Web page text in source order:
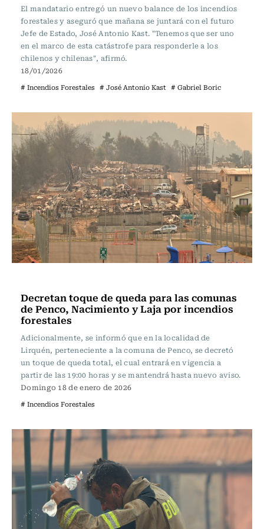
El mandatario entregó un nuevo balance de los incendios
forestales y aseguró que mañana se juntará con el futuro
Jefe de Estado, José Antonio Kast. "Tenemos que ser uno
en el marco de esta catástrofe para responderle a los
chilenos y chilenas", afirmó.
18/01/2026
# Incendios Forestales # José Antonio Kast # Gabriel Boric
Decretan toque de queda para las comunas
de Penco, Nacimiento y Laja por incendios
forestales
Adicionalmente, se informó que en la localidad de
Lirquén, perteneciente a la comuna de Penco, se decretó
un toque de queda total, el cual entrará en vigencia a
partir de las 19:00 horas y se mantendrá hasta nuevo aviso.
Domingo 18 de enero de 2026
# Incendios Forestales